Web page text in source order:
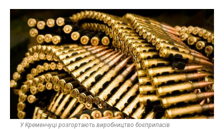
У Кременчуці розгортають виробництво боєприпасів